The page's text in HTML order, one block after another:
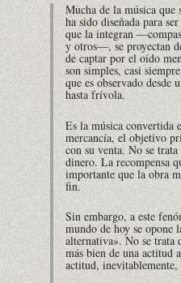
Mucha de la música que
ha sido diseñada para
que la integran
y otros—, se proyectan
de captar por el oído
son simples, casi
que es observado desde
hasta frívola.
Es la música convertida
mercancía, el objetivo
con su venta. No se
dinero. La recompensa
importante que la obra
fin.
Sin embargo, a este
mundo de hoy se opone
alternativa». No se trata
más bien de una actitud
actitud,